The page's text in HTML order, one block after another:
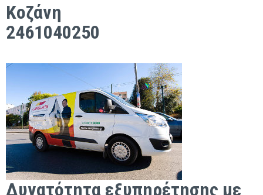
Κοζάνη
2461040250
Δυνατότητα εξυπηρέτησης με